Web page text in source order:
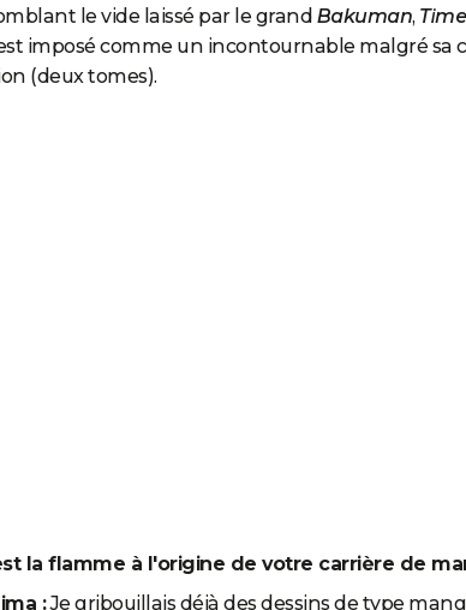
le vide laissé par le grand Bakuman,
imposé comme un incontournable malgré sa
(deux tomes).
la flamme à l'origine de votre carrière de
:Je gribouillais déjà des dessins de type